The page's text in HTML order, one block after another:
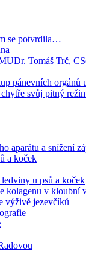
se potvrdila…
Tomáš Trč,
pánevních orgánů
svůj pitný
aparátu a snížení
a koček
u psů a koček
kolagenu v kloubní
výživě jezevčíků